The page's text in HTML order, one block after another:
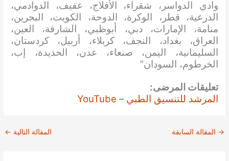
وادي الدواسر، شقراء، الأفلاج، عفيف، الدوادمي،
الدرعية، قطر، الوكرة، الدوحة، الكويت، البحرين،
منامة، الإمارات، دبي، أبوظبي، الشارقة، العين،
العراق، بغداد، النجف، كربلاء، أربيل، كردستان،
السليمانية، اليمن، صنعاء، عدن، الحديدة، إب،
الخرطوم، السودان”
تعليقات المرضى:
المرشد للتنسيق الطبي – YouTube
→ المقالة السابقة المقالة التالية ←